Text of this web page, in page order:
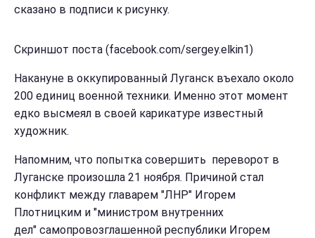
сказано в подписи к рисунку.
Скриншот поста (facebook.com/sergey.elkin1)
Накануне в оккупированный Луганск въехало около
200 единиц военной техники. Именно этот момент
едко высмеял в своей карикатуре известный
художник.
Напомним, что попытка совершить переворот в
Луганске произошла 21 ноября. Причиной стал
конфликт между главарем "ЛНР" Игорем
Плотницким и "министром внутренних
дел" самопровозглашенной республики Игорем